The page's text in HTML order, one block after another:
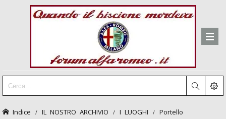
Indice IL NOSTRO ARCHIVIO I LUOGHI Portello